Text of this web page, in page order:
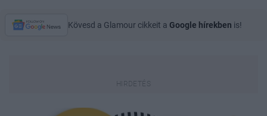
Kövesd a Glamour cikkeit a Google hírekben is!